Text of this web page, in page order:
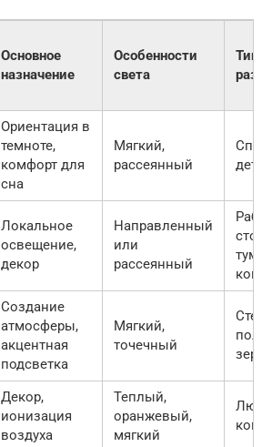
Основное
назначение
Особенности
света
Ориентация в
темноте,
комфорт для
сна
Мягкий,
рассеянный
Локальное
освещение,
декор
Направленный
или
рассеянный
стол,
Создание
атмосферы,
акцентная
подсветка
Мягкий,
точечный
Декор,
ионизация
воздуха
Теплый,
оранжевый,
мягкий